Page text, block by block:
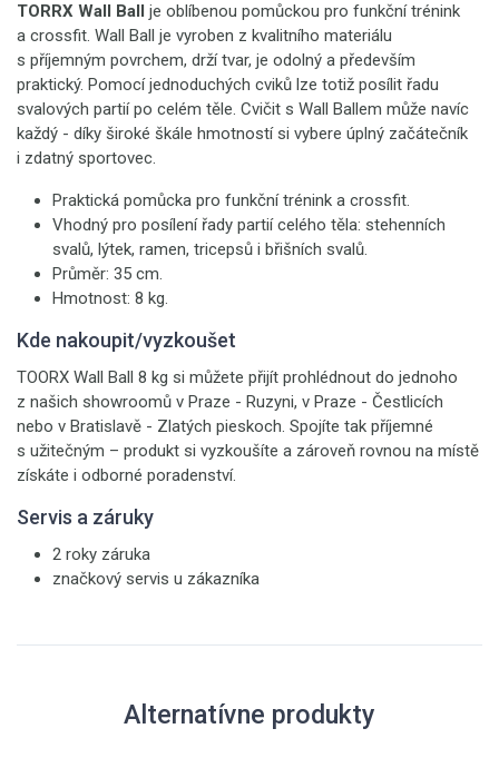
TORRX Wall Ball je oblíbenou pomůckou pro funkční trénink
a crossfit. Wall Ball je vyroben z kvalitního materiálu
s příjemným povrchem, drží tvar, je odolný a především
praktický. Pomocí jednoduchých cviků lze totiž posílit řadu
svalových partií po celém těle. Cvičit s Wall Ballem může navíc
každý - díky široké škále hmotností si vybere úplný začátečník
i zdatný sportovec.
Praktická pomůcka pro funkční trénink a crossfit.
Vhodný pro posílení řady partií celého těla: stehenních
svalů, lýtek, ramen, tricepsů i břišních svalů.
Průměr: 35 cm.
Hmotnost: 8 kg.
Kde nakoupit/vyzkoušet
TOORX Wall Ball 8 kg si můžete přijít prohlédnout do jednoho
z našich showroomů v Praze - Ruzyni, v Praze - Čestlicích
nebo v Bratislavě - Zlatých pieskoch. Spojíte tak příjemné
s užitečným – produkt si vyzkoušíte a zároveň rovnou na místě
získáte i odborné poradenství.
Servis a záruky
2 roky záruka
značkový servis u zákazníka
Alternatívne produkty